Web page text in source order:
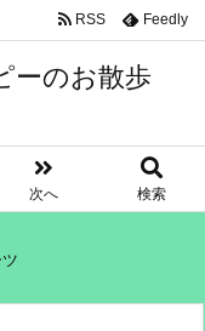
のお散歩
次へ 検索
RSS Feedly